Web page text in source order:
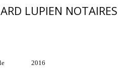
LUPIEN NOTAIRES
2016